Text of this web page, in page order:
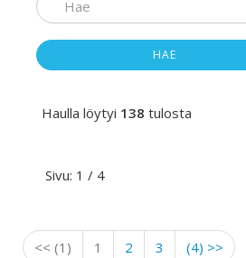
HAE
Haulla löytyi 138 tulosta
Sivu: 1 / 4
<< (1) 1 2 3 (4) >>